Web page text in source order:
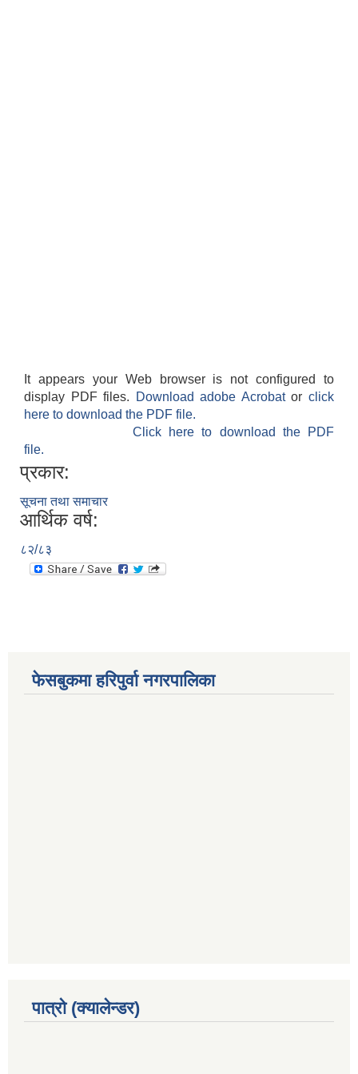
It appears your Web browser is not configured to
display PDF files.
Download adobe Acrobatorclick
here to download the PDF file.
Click here to download the PDF
file.
प्रकार:
सूचना तथा समाचार
आर्थिक वर्ष:
८२/८३
फेसबुकमा हरिपुर्वा नगरपालिका
पात्रो (क्यालेन्डर)